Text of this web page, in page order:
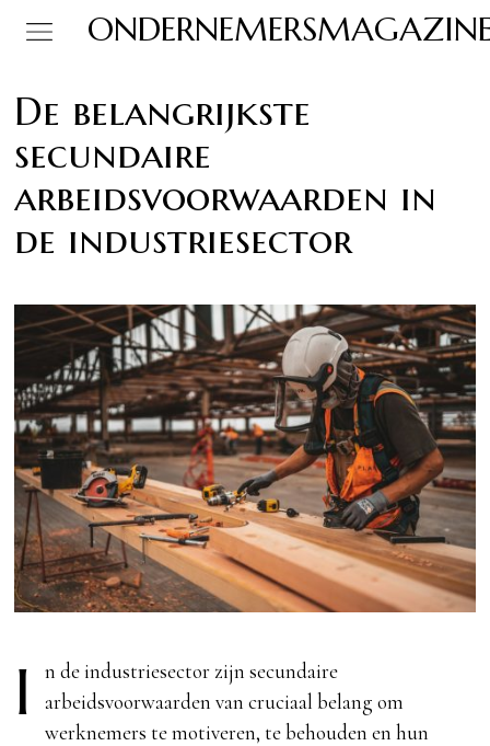
De belangrijkste
secundaire
arbeidsvoorwaarden in
de industriesector
I
n de industriesector zijn secundaire
arbeidsvoorwaarden van cruciaal belang om
werknemers te motiveren, te behouden en hun